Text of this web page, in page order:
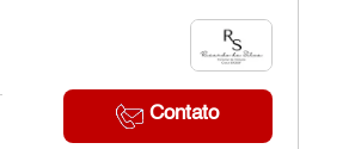
Contato